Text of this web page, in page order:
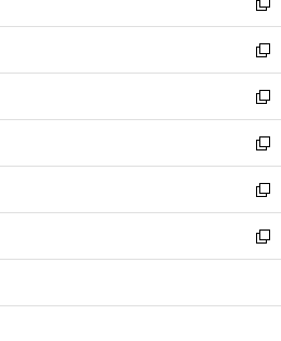
開
く
ド
ウ
で
開
く
ィ
ン
ド
ウ
で
開
く
い
ウ
ィ
ン
ド
ウ
で
開
く
新
し
い
ウ
ィ
ン
ド
ウ
で
開
く
新
し
い
ウ
ィ
ン
ド
ウ
で
開
新
し
い
ウ
ィ
ン
ド
ウ
開
新
し
い
ウ
ィ
ン
ウ
新
し
い
ウ
ン
新
し
ウ